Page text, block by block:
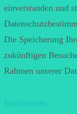
einverstanden und
Die Speicherung
zukünftigen
Rahmen unserer